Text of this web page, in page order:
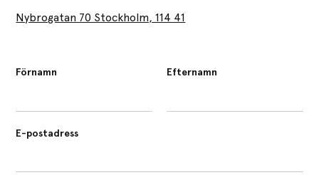
Nybrogatan 70 Stockholm, 114 41​
Förnamn Efternamn
E-postadress